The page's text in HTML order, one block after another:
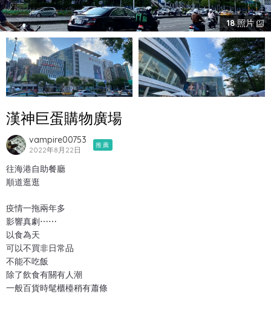
18照片
漢神巨蛋購物廣場
vampire00753
2022年8月22日
推薦
往海港自助餐廳
順道逛逛
疫情一拖兩年多
影響真劇⋯⋯
以食為天
可以不買非日常品
不能不吃飯
除了飲食有關有人潮
一般百貨時髦櫃檯稍有蕭條